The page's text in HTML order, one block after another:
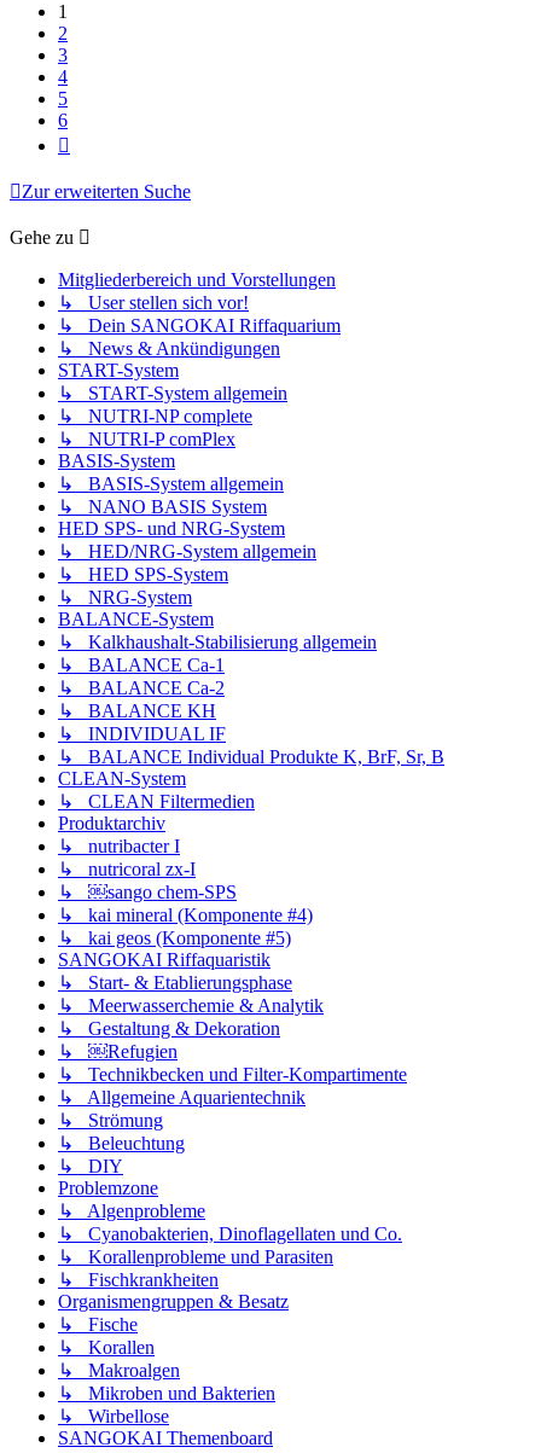
1
2
3
4
5
6
Zur erweiterten Suche
Gehe zu
Mitgliederbereich und Vorstellungen
↳ User stellen sich vor!
↳ Dein SANGOKAI Riffaquarium
↳ News & Ankündigungen
START-System
↳ START-System allgemein
↳ NUTRI-NP complete
↳ NUTRI-P comPlex
BASIS-System
↳ BASIS-System allgemein
↳ NANO BASIS System
HED SPS- und NRG-System
↳ HED/NRG-System allgemein
↳ HED SPS-System
↳ NRG-System
BALANCE-System
↳ Kalkhaushalt-Stabilisierung allgemein
↳ BALANCE Ca-1
↳ BALANCE Ca-2
↳ BALANCE KH
↳ INDIVIDUAL IF
↳ BALANCE Individual Produkte K, BrF, Sr, B
CLEAN-System
↳ CLEAN Filtermedien
Produktarchiv
↳ nutribacter I
↳ nutricoral zx-I
↳ ￼sango chem-SPS
↳ kai mineral (Komponente #4)
↳ kai geos (Komponente #5)
SANGOKAI Riffaquaristik
↳ Start- & Etablierungsphase
↳ Meerwasserchemie & Analytik
↳ Gestaltung & Dekoration
↳ ￼Refugien
↳ Technikbecken und Filter-Kompartimente
↳ Allgemeine Aquarientechnik
↳ Strömung
↳ Beleuchtung
↳ DIY
Problemzone
↳ Algenprobleme
↳ Cyanobakterien, Dinoflagellaten und Co.
↳ Korallenprobleme und Parasiten
↳ Fischkrankheiten
Organismengruppen & Besatz
↳ Fische
↳ Korallen
↳ Makroalgen
↳ Mikroben und Bakterien
↳ Wirbellose
SANGOKAI Themenboard